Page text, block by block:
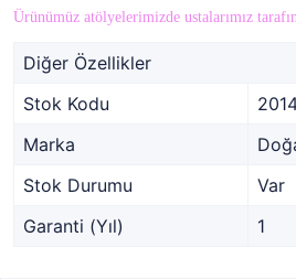
Ürünümüz atölyelerimizde ustalarımız
Diğer Özellikler
Stok Kodu
Marka
Stok Durumu
Var
Garanti (Yıl)
1